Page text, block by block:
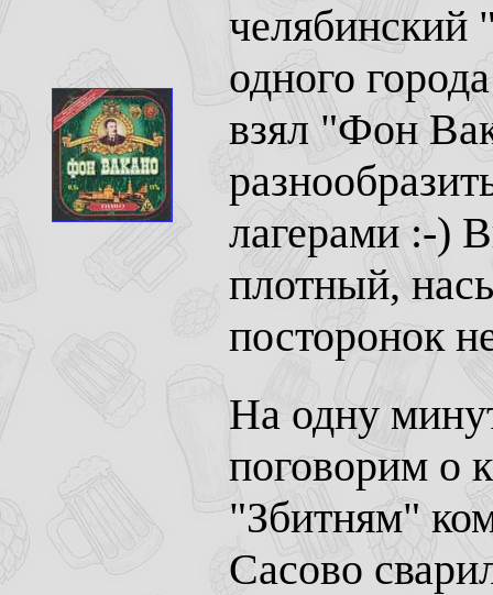
челябинский
одного
взял "Фон
лагерами :-)
плотный,
посторонок
На одну
поговорим о
"Збитням"
Сасово